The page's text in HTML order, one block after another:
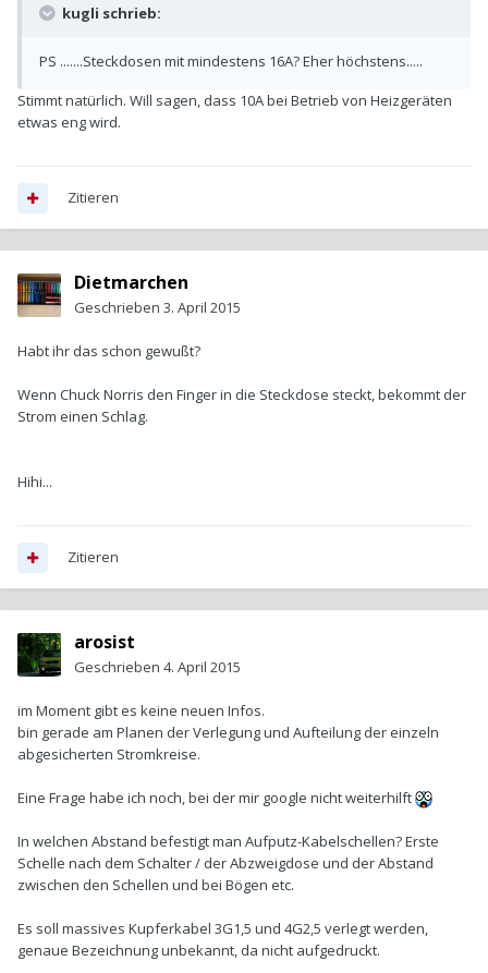
kugli schrieb:
PS .......Steckdosen mit mindestens 16A? Eher höchstens.....
Stimmt natürlich. Will sagen, dass 10A bei Betrieb von Heizgeräten
etwas eng wird.
Zitieren
Dietmarchen
Geschrieben 3. April 2015
Habt ihr das schon gewußt?
Wenn Chuck Norris den Finger in die Steckdose steckt, bekommt der
Strom einen Schlag.
Hihi...
Zitieren
arosist
Geschrieben 4. April 2015
im Moment gibt es keine neuen Infos.
bin gerade am Planen der Verlegung und Aufteilung der einzeln
abgesicherten Stromkreise.
Eine Frage habe ich noch, bei der mir google nicht weiterhilft
In welchen Abstand befestigt man Aufputz-Kabelschellen? Erste
Schelle nach dem Schalter / der Abzweigdose und der Abstand
zwischen den Schellen und bei Bögen etc.
Es soll massives Kupferkabel 3G1,5 und 4G2,5 verlegt werden,
genaue Bezeichnung unbekannt, da nicht aufgedruckt.